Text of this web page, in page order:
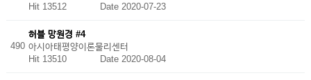
Hit 13512 Date 2020-07-23
490
허블 망원경 #4
아시아태평양이론물리센터
Hit 13510 Date 2020-08-04